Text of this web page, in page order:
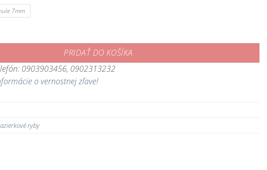
7mm
Shori - pre rýchly rast koi
PRIDAŤ DO KOŠÍKA
0903903456, 0902313232
o vernostnej zľave!
ryby